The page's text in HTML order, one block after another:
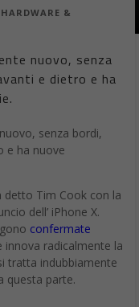
HARDWARE &
nuovo, senza
e dietro e ha
senza bordi,
e ha nuove
detto Tim Cook con la
dell’ iPhone X.
confermate
innova radicalmente la
tratta indubbiamente
questa parte.